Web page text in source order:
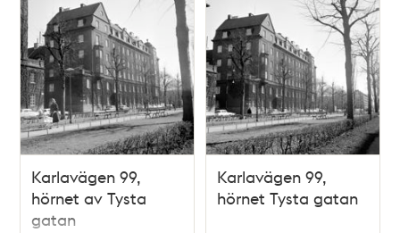
Karlavägen 99,
hörnet av Tysta
gatan
Karlavägen 99,
hörnet Tysta gatan